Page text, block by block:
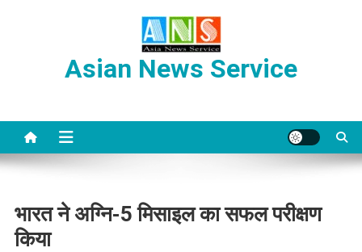
Asian News Service
भारत ने अग्नि-5 मिसाइल का सफल परीक्षण
किया